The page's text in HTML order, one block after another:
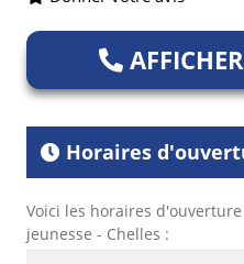
Horaires
Voici les horaires
jeunesse - Chelles :